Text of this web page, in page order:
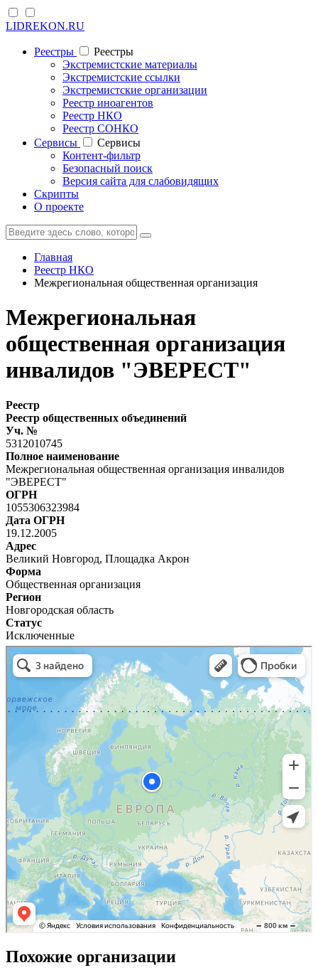
LIDREKON.RU
Реестры
Реестры
Экстремистские материалы
Экстремистские ссылки
Экстремистские организации
Реестр иноагентов
Реестр НКО
Реестр СОНКО
Cервисы
Cервисы
Контент-фильтр
Безопасный поиск
Версия сайта для слабовидящих
Скрипты
О проекте
Главная
Реестр НКО
Межрегиональная общественная организация
Межрегиональная
общественная организация
инвалидов "ЭВЕРЕСТ"
Реестр
Реестр общественных объединений
Уч. №
5312010745
Полное наименование
Межрегиональная общественная организация инвалидов
"ЭВЕРЕСТ"
ОГРН
1055306323984
Дата ОГРН
19.12.2005
Адрес
Великий Новгород, Площадка Акрон
Форма
Общественная организация
Регион
Новгородская область
Статус
Исключенные
Похожие организации